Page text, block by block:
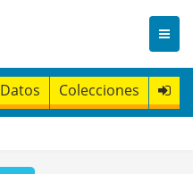
Datos Colecciones